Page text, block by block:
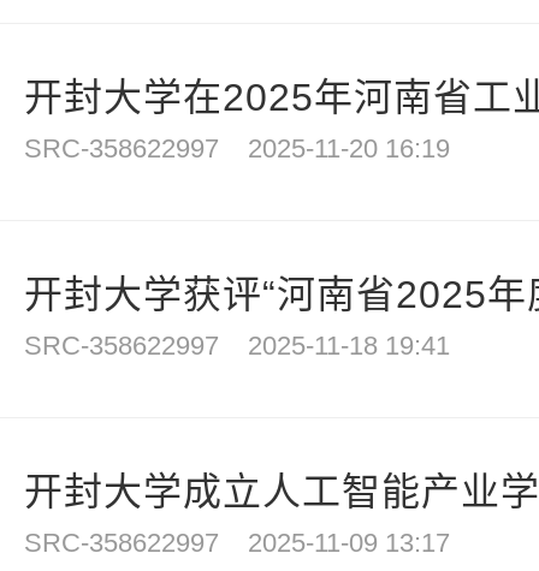
开封大学在2025年河南省工
SRC-358622997 2025-11-20 16:19
开封大学获评“河南省2025
SRC-358622997 2025-11-18 19:41
开封大学成立人工智能产业
SRC-358622997 2025-11-09 13:17